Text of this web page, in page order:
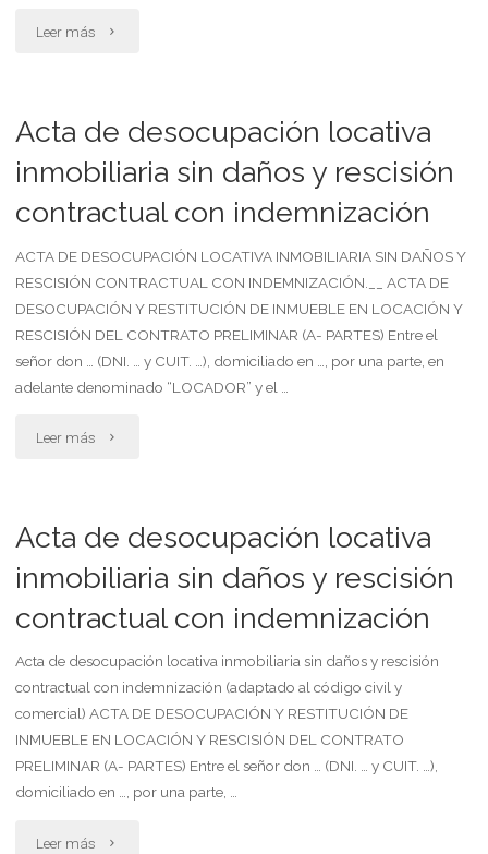
Leer más "Telegrama
trabajador.
intima
pago
de
indemnización
por
despido
indemnización"
Acta de desocupación locativa
inmobiliaria sin daños y rescisión
contractual con indemnización
ACTA DE DESOCUPACIÓN LOCATIVA INMOBILIARIA SIN DAÑOS Y
RESCISIÓN CONTRACTUAL CON INDEMNIZACIÓN.__ ACTA DE
DESOCUPACIÓN Y RESTITUCIÓN DE INMUEBLE EN LOCACIÓN Y
RESCISIÓN DEL CONTRATO PRELIMINAR (A- PARTES) Entre el
señor don … (DNI. … y CUIT. …), domiciliado en …, por una parte, en
adelante denominado “LOCADOR” y el …
Leer más "Acta
locativa
inmobiliaria
daños
y
Acta de desocupación locativa
inmobiliaria sin daños y rescisión
contractual con indemnización
Acta de desocupación locativa inmobiliaria sin daños y rescisión
contractual con indemnización (adaptado al código civil y
comercial) ACTA DE DESOCUPACIÓN Y RESTITUCIÓN DE
INMUEBLE EN LOCACIÓN Y RESCISIÓN DEL CONTRATO
PRELIMINAR (A- PARTES) Entre el señor don … (DNI. … y CUIT. …),
domiciliado en …, por una parte, …
Leer más "Acta